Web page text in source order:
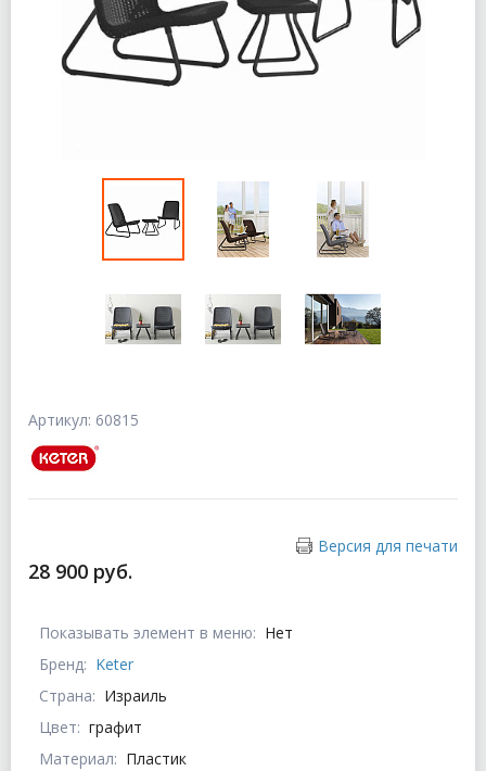
Артикул: 60815
Версия для печати
28 900 руб.
Показывать элемент в меню: Нет
Бренд: Keter
Страна: Израиль
Цвет: графит
Материал: Пластик